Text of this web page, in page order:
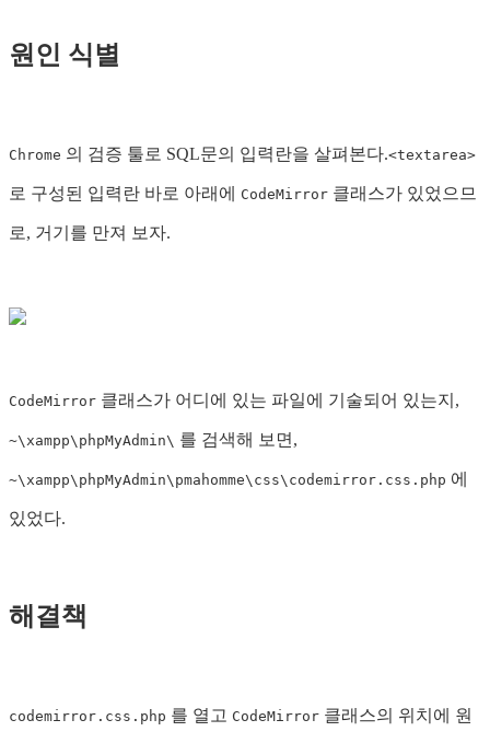
원인 식별
Chrome 의 검증 툴로 SQL문의 입력란을 살펴본다.<textarea>
로 구성된 입력란 바로 아래에 CodeMirror 클래스가 있었으므
로, 거기를 만져 보자.
CodeMirror 클래스가 어디에 있는 파일에 기술되어 있는지,
~\xampp\phpMyAdmin\ 를 검색해 보면,
~\xampp\phpMyAdmin\pmahomme\css\codemirror.css.php 에
있었다.
해결책
codemirror.css.php 를 열고 CodeMirror 클래스의 위치에 원